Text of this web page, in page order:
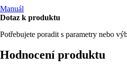
Manuál
Dotaz k produktu
Potřebujete poradit s parametry nebo
Hodnocení produktu